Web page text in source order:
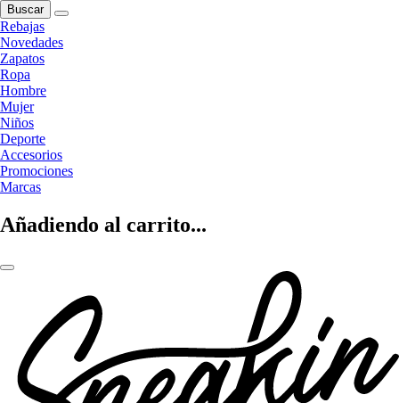
Buscar
Rebajas
Novedades
Zapatos
Ropa
Hombre
Mujer
Niños
Deporte
Accesorios
Promociones
Marcas
Añadiendo al carrito...